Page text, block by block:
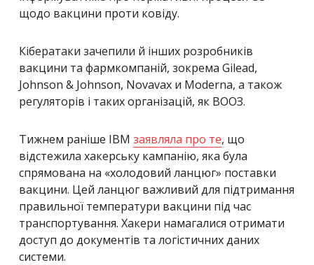
щодо вакцини проти ковіду.
Кібератаки зачепили й інших розробників
вакцини та фармкомпаній, зокрема Gilead,
Johnson & Johnson, Novavax и Moderna, а також
регуляторів і таких організацій, як ВООЗ.
Тижнем раніше IBM заявляла про те, що
відстежила хакерську кампанію, яка була
спрямована на «холодовий ланцюг» поставки
вакцини. Цей ланцюг важливий для підтримання
правильної температури вакцини під час
транспортування. Хакери намагалися отримати
доступ до документів та логістичних даних
системи.